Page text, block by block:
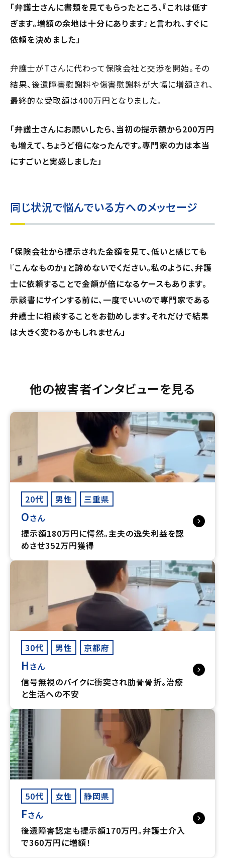
「弁護士さんに書類を見てもらったところ、『これは低す
ぎます。増額の余地は十分にあります』と言われ、すぐに
依頼を決めました」
弁護士がTさんに代わって保険会社と交渉を開始。その
結果、後遺障害慰謝料や傷害慰謝料が大幅に増額され、
最終的な受取額は400万円となりました。
「弁護士さんにお願いしたら、当初の提示額から200万円
も増えて、ちょうど倍になったんです。専門家の力は本当
にすごいと実感しました」
同じ状況で悩んでいる方へのメッセージ
「保険会社から提示された金額を見て、低いと感じても
『こんなものか』と諦めないでください。私のように、弁護
士に依頼することで金額が倍になるケースもあります。
示談書にサインする前に、一度でいいので専門家である
弁護士に相談することをお勧めします。それだけで結果
は大きく変わるかもしれません」
他の被害者インタビューを見る
20代 男性 三重県
Oさん
提示額180万円に愕然。主夫の逸失利益を認
めさせ352万円獲得
30代 男性 京都府
Hさん
信号無視のバイクに衝突され肋骨骨折。治療
と生活への不安
50代 女性 静岡県
Fさん
後遺障害認定も提示額170万円。弁護士介入
で360万円に増額！